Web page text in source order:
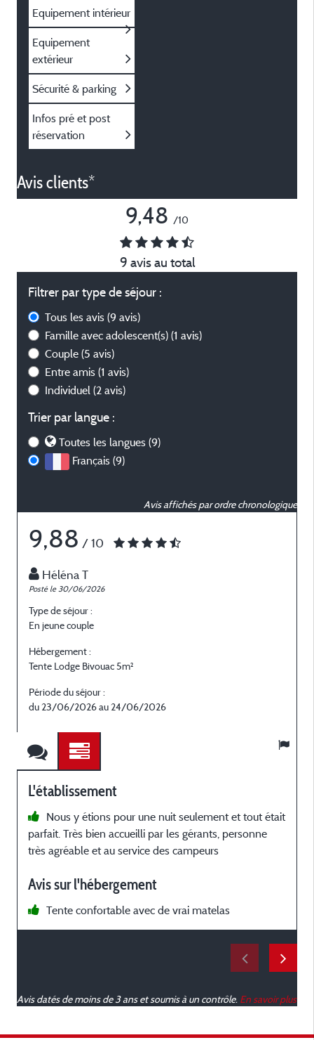
Equipement intérieur
Equipement
extérieur
Sécurité & parking
Infos pré et post
réservation
Avis clients*
9,48 /10
9 avis au total
Filtrer par type de séjour :
Tous les avis (9 avis)
Famille avec adolescent(s) (1 avis)
Couple (5 avis)
Entre amis (1 avis)
Individuel (2 avis)
Trier par langue :
Toutes les langues (9)
Français (9)
Avis affichés par ordre chronologique
9,88 / 10
Héléna T
Posté le 30/06/2026
Type de séjour :
En jeune couple
Hébergement :
Tente Lodge Bivouac 5m²
Période du séjour :
du 23/06/2026 au 24/06/2026
L'établissement
Nous y étions pour une nuit seulement et tout était
parfait. Très bien accueilli par les gérants, personne
très agréable et au service des campeurs
Avis sur l'hébergement
Tente confortable avec de vrai matelas
Avis datés de moins de 3 ans et soumis à un contrôle. En savoir plus